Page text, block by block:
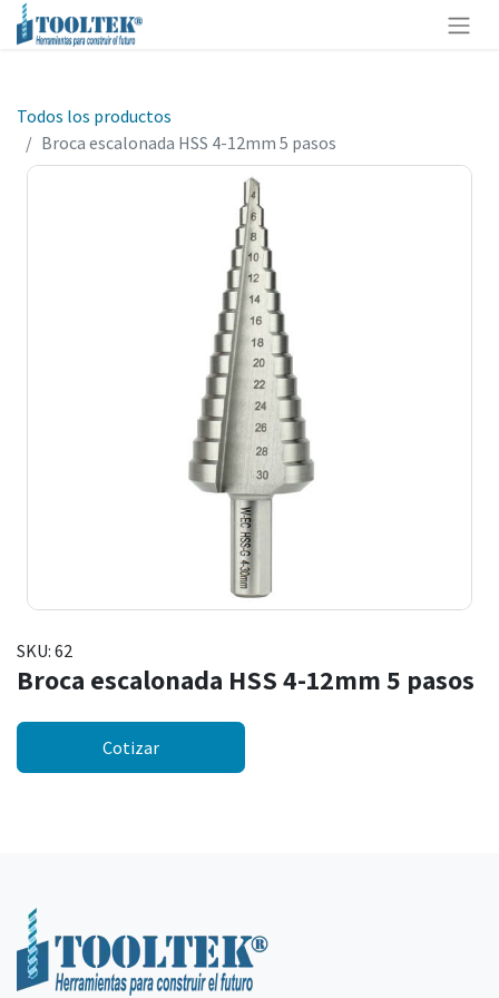
Todos los productos
Broca escalonada HSS 4-12mm 5 pasos
SKU: 62
Broca escalonada HSS 4-12mm 5 pasos
Cotizar